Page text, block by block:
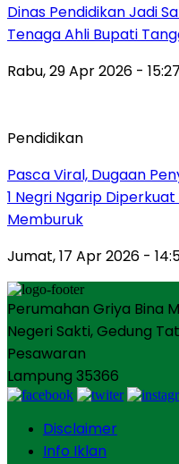
Dinas Pendidikan Jadi
Tenaga Ahli Bupati
Rabu, 29 Apr 2026 -
Pendidikan
Pasca Viral, Dugaan
1 Negri Ngarip
Memburuk
Jumat, 17 Apr 2026 -
Perumahan Griya Bina
Negeri Sakti, Gedung
Pesawaran
Lampung 35366
Disclaimer
Info Iklan